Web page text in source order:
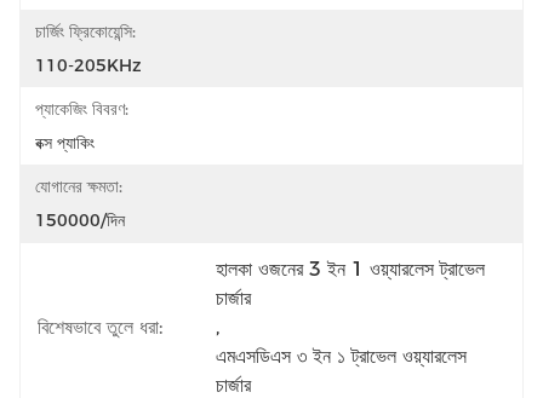
চার্জিং ফ্রিকোয়েন্সি:
110-205KHz
প্যাকেজিং বিবরণ:
বক্স প্যাকিং
যোগানের ক্ষমতা:
150000/দিন
বিশেষভাবে তুলে ধরা:
হালকা ওজনের 3 ইন 1 ওয়্যারলেস ট্রাভেল
চার্জার
,
এমএসডিএস ৩ ইন ১ ট্রাভেল ওয়্যারলেস
চার্জার